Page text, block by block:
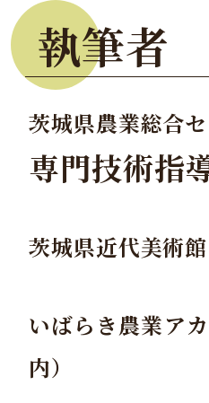
執筆者
茨城県農業総合
専門技術指
茨城県近代美術館
いばらき農業ア
内）